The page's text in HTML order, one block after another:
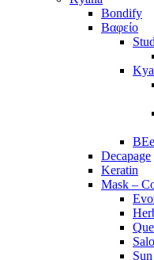
Bondify
Βαφείο
Decapage
Keratin
Mask –